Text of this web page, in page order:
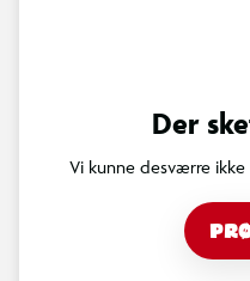
Der
Vi kunne desværre